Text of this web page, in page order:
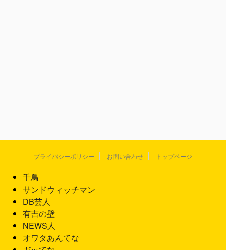
プライバシーポリシー お問い合わせ トップページ
千鳥
サンドウィッチマン
DB芸人
有吉の壁
NEWS人
オワタあんてな